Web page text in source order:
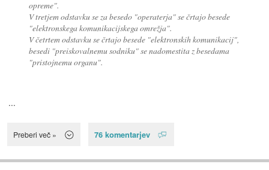
opreme".
V tretjem odstavku se za besedo "operaterja" se črtajo besede
"elektronskega komunikacijskega omrežja".
V četrtem odstavku se črtajo besede "elektronskih komunikacij",
besedi "preiskovalnemu sodniku" se nadomestita z besedama
"pristojnemu organu".
...
Preberi več » 76 komentarjev